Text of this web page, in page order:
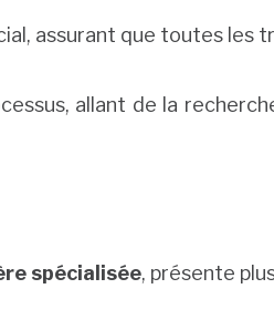
assurant que toutes les
allant de la
spécialisée, présente